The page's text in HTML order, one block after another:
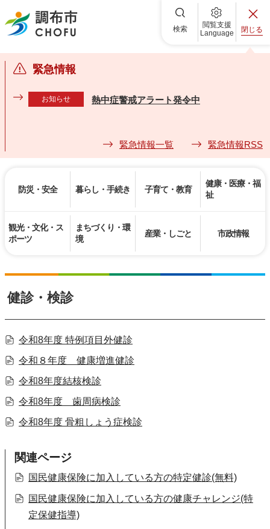
調布市 検索
閲覧支援
Language
閉じる
緊急情報
お知らせ 熱中症警戒アラート発令中
緊急情報一覧 緊急情報RSS
防災・安全 暮らし・手続き 子育て・教育
健康・医療・福
祉
観光・文化・ス
ポーツ
まちづくり・環
境
産業・しごと 市政情報
健診・検診
令和8年度 特例項目外健診
令和８年度 健康増進健診
令和8年度結核検診
令和8年度 歯周病検診
令和8年度 骨粗しょう症検診
関連ページ
国民健康保険に加入している方の特定健診(無料)
国民健康保険に加入している方の健康チャレンジ(特
定保健指導)